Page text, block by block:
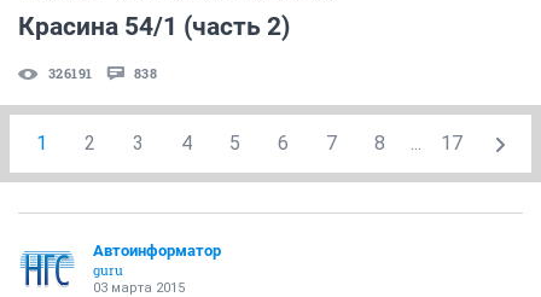
Красина 54/1 (часть 2)
326191 838
1 2 3 4 5 6 7 8 ... 17
Автоинформатор
guru
03 марта 2015